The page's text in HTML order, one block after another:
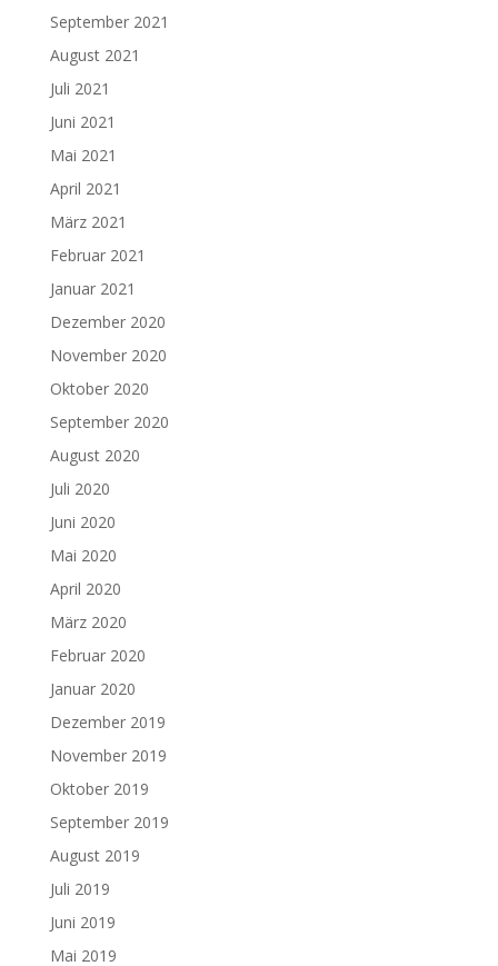
September 2021
August 2021
Juli 2021
Juni 2021
Mai 2021
April 2021
März 2021
Februar 2021
Januar 2021
Dezember 2020
November 2020
Oktober 2020
September 2020
August 2020
Juli 2020
Juni 2020
Mai 2020
April 2020
März 2020
Februar 2020
Januar 2020
Dezember 2019
November 2019
Oktober 2019
September 2019
August 2019
Juli 2019
Juni 2019
Mai 2019